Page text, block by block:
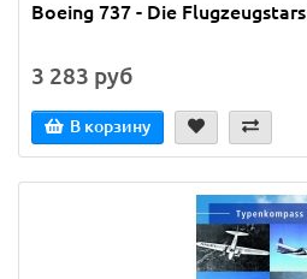
Boeing 737 - Die Flugzeugstars
3 283 руб
В корзину